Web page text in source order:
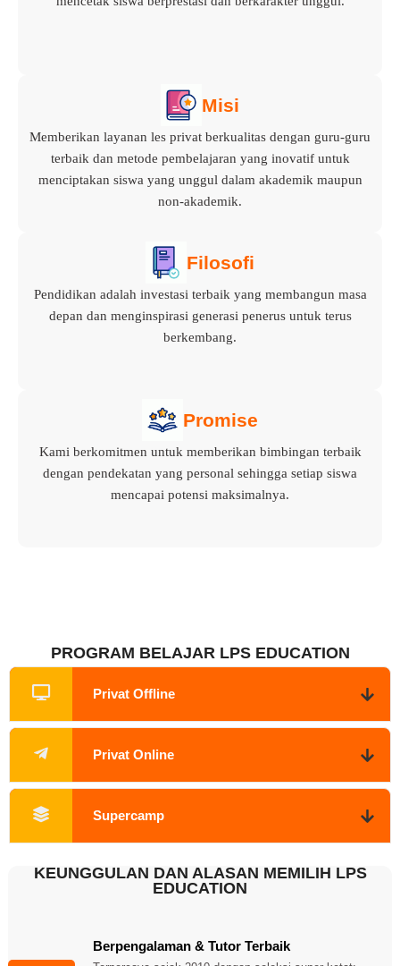
Misi
Memberikan layanan les privat berkualitas dengan guru-guru
terbaik dan metode pembelajaran yang inovatif untuk
menciptakan siswa yang unggul dalam akademik maupun
non-akademik.
Filosofi
Pendidikan adalah investasi terbaik yang membangun masa
depan dan menginspirasi generasi penerus untuk terus
berkembang.
Promise
Kami berkomitmen untuk memberikan bimbingan terbaik
dengan pendekatan yang personal sehingga setiap siswa
mencapai potensi maksimalnya.
PROGRAM BELAJAR LPS EDUCATION
Privat Offline
Privat Online
Supercamp
KEUNGGULAN DAN ALASAN MEMILIH LPS
EDUCATION
Berpengalaman & Tutor Terbaik